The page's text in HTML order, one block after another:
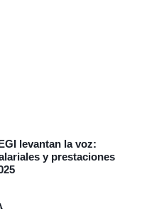
levantan la voz:
y prestaciones